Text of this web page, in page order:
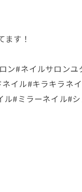
ます！
ン#ネイルサロン
イル#キラキラネ
ル#ミラーネイル#